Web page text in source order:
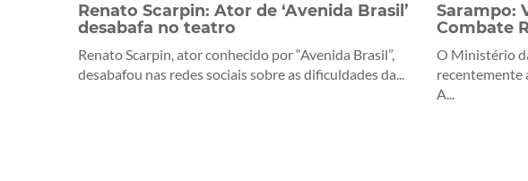
Renato Scarpin: Ator de ‘Avenida Brasil’
desabafa no teatro
Renato Scarpin, ator conhecido por “Avenida Brasil”,
desabafou nas redes sociais sobre as dificuldades da...
Sarampo:
Combate
O Ministério
recentemente
A...